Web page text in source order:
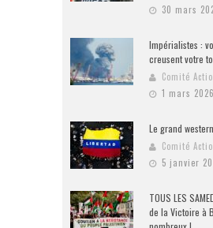
30 mars
Impérialistes :
creusent votre
Comité
1 mars 2026
Le grand
Comité
5 janvier
TOUS LES
de la Victoire à